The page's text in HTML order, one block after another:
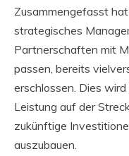
Zusammengefasst
strategisches
Partnerschaften mit
passen, bereits
erschlossen. Dies
Leistung auf der
zukünftige
auszubauen.